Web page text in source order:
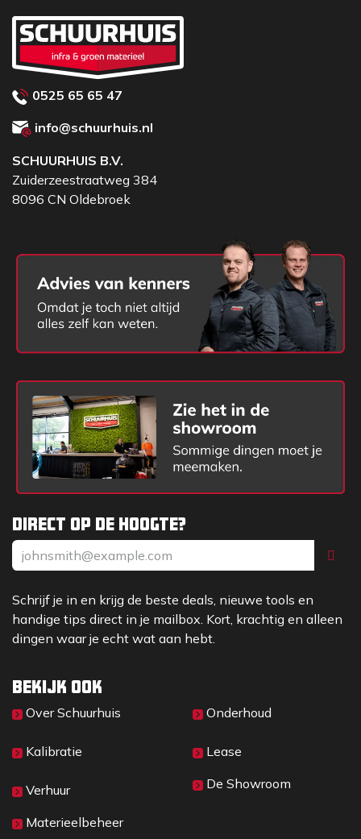
profielen
Slijtvaste schaalverdeling
Libel voor de verticale afstelling van de flexilat
Schuifadapter met schroefklem
Snelklem voor het effectie vastzeten van de
telescoop
Incl. hoes - Lengte: 1,31 m - 2,42 m
Direct op de hoogte?
Schrijf je in en krijg de beste deals, nieuwe tools en
handige tips direct in je mailbox. Kort, krachtig en alleen
dingen waar je echt wat aan hebt.
Bekijk ook
Over Sc​huurhuis
Kalibratie
Verhuur
Materieelbeheer
Onderhoud
Lease
De Showroom
0525 65 65 47
info@schuurhuis.nl
SCHUURHUIS B.V.
Zuiderzeestraatweg 384
8096 CN Oldebroek